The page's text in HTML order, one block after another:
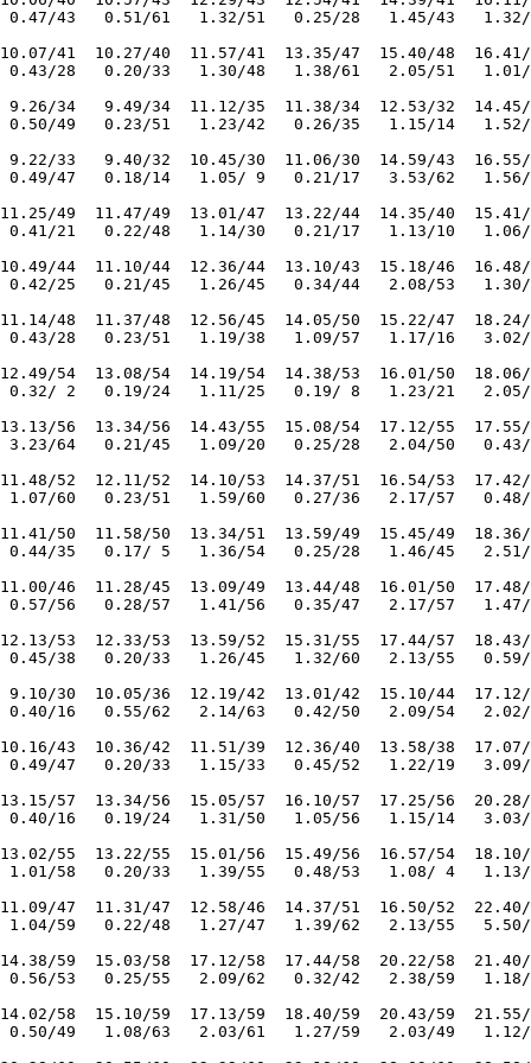
43   0.51/61   1.32/51   0.25/28   1.45/43
10.27/40  11.57/41  13.35/47  15.40/48  16.41/
28   0.20/33   1.30/48   1.38/61   2.05/51
9.49/34  11.12/35  11.38/34  12.53/32  14.45/
49   0.23/51   1.23/42   0.26/35   1.15/14
9.40/32  10.45/30  11.06/30  14.59/43  16.55/
47   0.18/14   1.05/ 9   0.21/17   3.53/62
11.47/49  13.01/47  13.22/44  14.35/40  15.41/
21   0.22/48   1.14/30   0.21/17   1.13/10
11.10/44  12.36/44  13.10/43  15.18/46  16.48/
25   0.21/45   1.26/45   0.34/44   2.08/53
11.37/48  12.56/45  14.05/50  15.22/47  18.24/
28   0.23/51   1.19/38   1.09/57   1.17/16
13.08/54  14.19/54  14.38/53  16.01/50  18.06/
0.32/ 2   0.19/24   1.11/25   0.19/ 8   1.23/21
13.34/56  14.43/55  15.08/54  17.12/55  17.55/
64   0.21/45   1.09/20   0.25/28   2.04/50
52  12.11/52  14.10/53  14.37/51  16.54/53
60   0.23/51   1.59/60   0.27/36   2.17/57
11.58/50  13.34/51  13.59/49  15.45/49  18.36/
35   0.17/ 5   1.36/54   0.25/28   1.46/45
11.28/45  13.09/49  13.44/48  16.01/50  17.48/
56   0.28/57   1.41/56   0.35/47   2.17/57
53  12.33/53  13.59/52  15.31/55  17.44/57
38   0.20/33   1.26/45   1.32/60   2.13/55
10.05/36  12.19/42  13.01/42  15.10/44  17.12/
16   0.55/62   2.14/63   0.42/50   2.09/54
10.36/42  11.51/39  12.36/40  13.58/38  17.07/
47   0.20/33   1.15/33   0.45/52   1.22/19
57  13.34/56  15.05/57  16.10/57  17.25/56
16   0.19/24   1.31/50   1.05/56   1.15/14
13.22/55  15.01/56  15.49/56  16.57/54  18.10/
58   0.20/33   1.39/55   0.48/53   1.08/ 4
11.31/47  12.58/46  14.37/51  16.50/52  22.40/
59   0.22/48   1.27/47   1.39/62   2.13/55
15.03/58  17.12/58  17.44/58  20.22/58  21.40/
53   0.25/55   2.09/62   0.32/42   2.38/59
15.10/59  17.13/59  18.40/59  20.43/59  21.55/
49   1.08/63   2.03/61   1.27/59   2.03/49